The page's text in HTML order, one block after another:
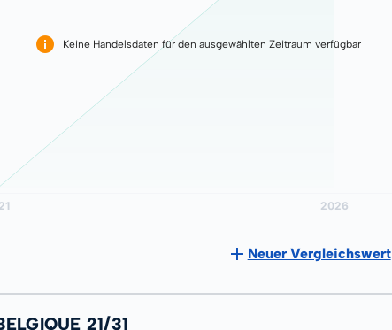
Keine Handelsdaten für den ausgewählten Zeitraum verfügbar
Neuer Vergleichswert
21/31